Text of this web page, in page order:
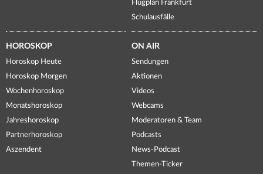
Flugplan Frankfurt
Schulausfälle
HOROSKOP
Horoskop Heute
Horoskop Morgen
Wochenhoroskop
Monatshoroskop
Jahreshoroskop
Partnerhoroskop
Aszendent
ON AIR
Sendungen
Aktionen
Videos
Webcams
Moderatoren & Team
Podcasts
News-Podcast
Themen-Ticker